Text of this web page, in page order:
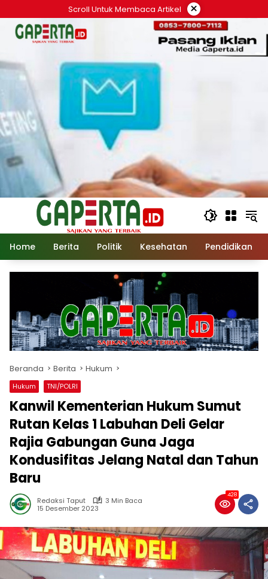
ke
konten
Scroll Untuk Membaca Artikel ×
Home Berita Politik Kesehatan Pendidikan
Beranda Berita Hukum
Hukum TNI/POLRI
Kanwil Kementerian Hukum Sumut
Rutan Kelas 1 Labuhan Deli Gelar
Rajia Gabungan Guna Jaga
Kondusifitas Jelang Natal dan Tahun
Baru
Redaksi Taput
3 Min Baca
15 Desember 2023
428